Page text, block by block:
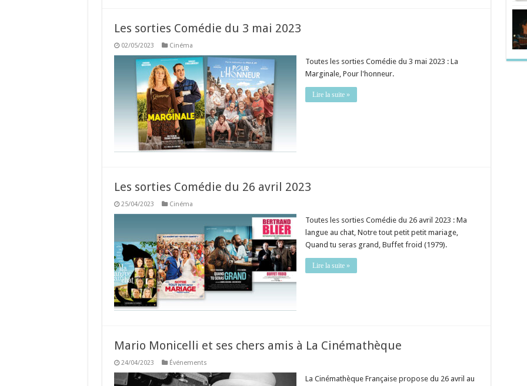
Les sorties Comédie du 3 mai 2023
02/05/2023 Cinéma
Toutes les sorties Comédie du 3 mai 2023 : La
Marginale, Pour l'honneur.
Lire la suite »
Les sorties Comédie du 26 avril 2023
25/04/2023 Cinéma
Toutes les sorties Comédie du 26 avril 2023 : Ma
langue au chat, Notre tout petit petit mariage,
Quand tu seras grand, Buffet froid (1979).
Lire la suite »
Mario Monicelli et ses chers amis à La Cinémathèque
24/04/2023 Événements
La Cinémathèque Française propose du 26 avril au